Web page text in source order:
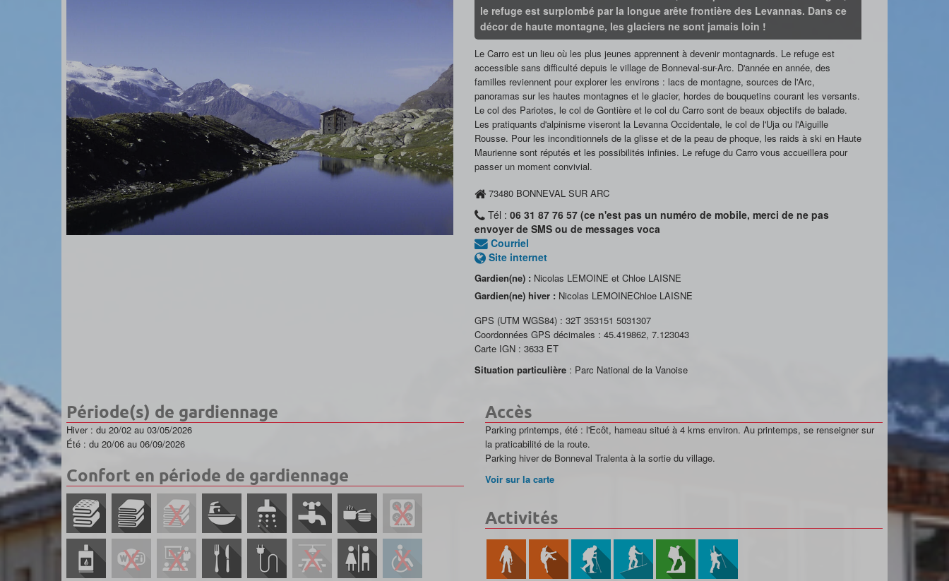
le refuge est surplombé par la longue arête frontière des Levannas. Dans ce
décor de haute montagne, les glaciers ne sont jamais loin !
Le Carro est un lieu où les plus jeunes apprennent à devenir montagnards. Le refuge est
accessible sans difficulté depuis le village de Bonneval-sur-Arc. D'année en année, des
familles reviennent pour explorer les environs : lacs de montagne, sources de l'Arc,
panoramas sur les hautes montagnes et le glacier, hordes de bouquetins courant les versants.
Le col des Pariotes, le col de Gontière et le col du Carro sont de beaux objectifs de balade.
Les pratiquants d'alpinisme viseront la Levanna Occidentale, le col de l'Uja ou l'Aiguille
Rousse. Pour les inconditionnels de la glisse et de la peau de phoque, les raids à ski en Haute
Maurienne sont réputés et les possibilités infinies. Le refuge du Carro vous accueillera pour
passer un moment convivial.
73480 BONNEVAL SUR ARC
Tél : 06 31 87 76 57 (ce n'est pas un numéro de mobile, merci de ne pas
envoyer de SMS ou de messages voca
Courriel
Site internet
Gardien(ne) : Nicolas LEMOINE et Chloe LAISNE
Gardien(ne) hiver : Nicolas LEMOINEChloe LAISNE
GPS (UTM WGS84) : 32T 353151 5031307
Coordonnées GPS décimales : 45.419862, 7.123043
Carte IGN : 3633 ET
Situation particulière : Parc National de la Vanoise
Période(s) de gardiennage
Hiver : du 20/02 au 03/05/2026
Été : du 20/06 au 06/09/2026
Confort en période de gardiennage
Accès
Parking printemps, été : l'Ecôt, hameau situé à 4 kms environ. Au printemps, se renseigner sur
la praticabilité de la route.
Parking hiver de Bonneval Tralenta à la sortie du village.
Voir sur la carte
Activités